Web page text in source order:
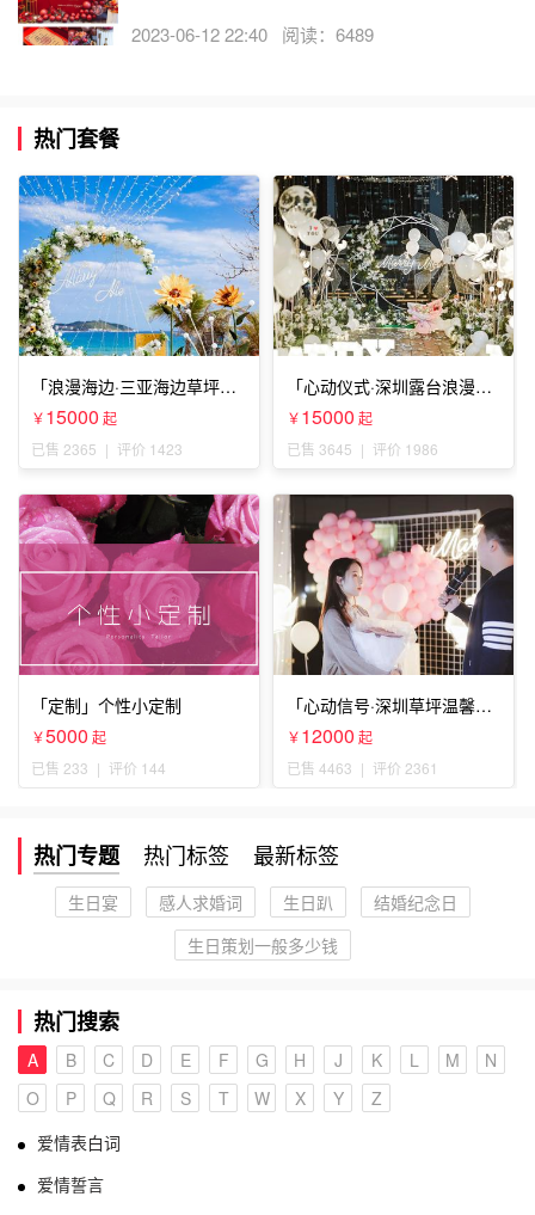
2023-06-12 22:40 阅读：6489
热门套餐
「浪漫海边·三亚海边草坪浪
漫求婚」
￥15000 起
已售 2365 | 评价 1423
「心动仪式·深圳露台浪漫求
婚」
￥15000 起
已售 3645 | 评价 1986
「定制」个性小定制
￥5000 起
已售 233 | 评价 144
「心动信号·深圳草坪温馨求
婚」
￥12000 起
已售 4463 | 评价 2361
热门专题 热门标签 最新标签
生日宴 感人求婚词 生日趴
结婚纪念日
生日策划一般多少钱
热门搜索
A B C D E F G H J K L M
N
O
P Q R S T W X Y
Z
爱情表白词
爱情誓言